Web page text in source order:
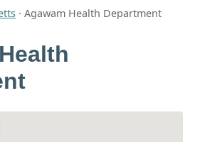
· Agawam Health Department